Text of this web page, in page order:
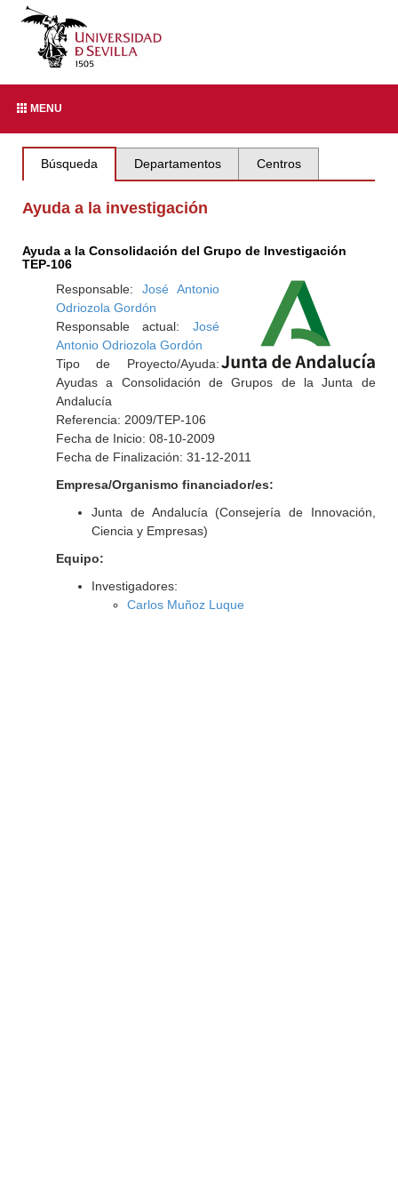
MENU
Búsqueda Departamentos Centros
Ayuda a la investigación
Ayuda a la Consolidación del Grupo de Investigación
TEP-106
Responsable: José Antonio
Odriozola Gordón
Responsable actual: José
Antonio Odriozola Gordón
Tipo de Proyecto/Ayuda:
Ayudas a Consolidación de Grupos de la Junta de
Andalucía
Referencia: 2009/TEP-106
Fecha de Inicio: 08-10-2009
Fecha de Finalización: 31-12-2011
Empresa/Organismo financiador/es:
Junta de Andalucía (Consejería de Innovación,
Ciencia y Empresas)
Equipo:
Investigadores:
Carlos Muñoz Luque